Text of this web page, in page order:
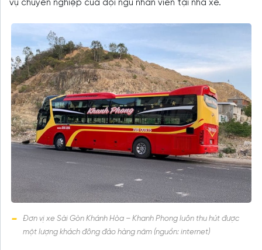
vụ chuyên nghiệp của đội ngũ nhân viên tại nhà xe.
Đơn vị xe Sài Gòn Khánh Hòa – Khanh Phong luôn thu hút được
một lượng khách đông đảo hàng năm (nguồn: internet)